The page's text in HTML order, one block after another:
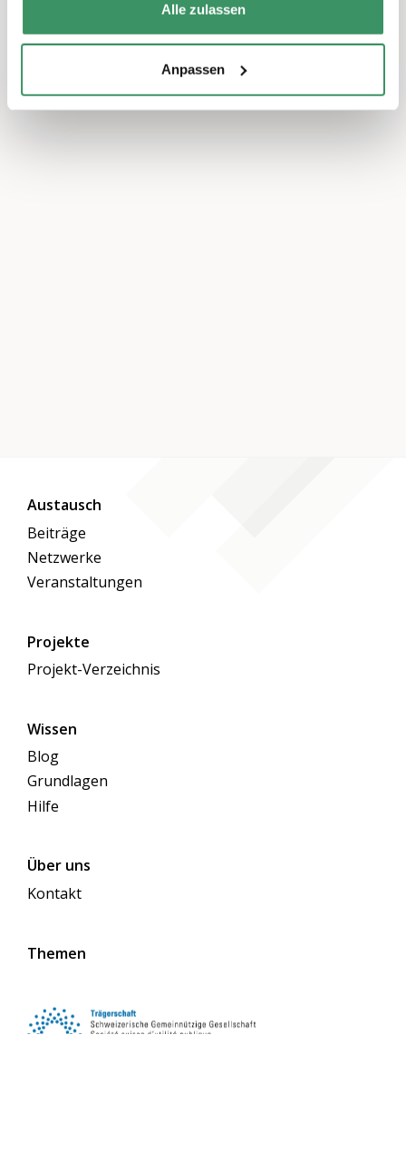
Alle zulassen
Anpassen
Austausch
Beiträge
Netzwerke
Veranstaltungen
Projekte
Projekt-Verzeichnis
Wissen
Blog
Grundlagen
Hilfe
Über uns
Kontakt
Themen